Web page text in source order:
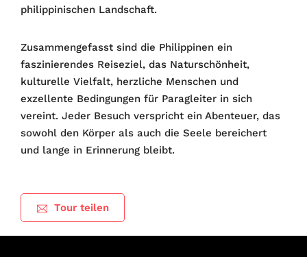
philippinischen Landschaft.
Zusammengefasst sind die Philippinen ein
faszinierendes Reiseziel, das Naturschönheit,
kulturelle Vielfalt, herzliche Menschen und
exzellente Bedingungen für Paragleiter in sich
vereint. Jeder Besuch verspricht ein Abenteuer, das
sowohl den Körper als auch die Seele bereichert
und lange in Erinnerung bleibt.
Tour teilen